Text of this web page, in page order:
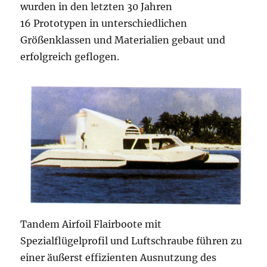
wurden in den letzten 30 Jahren
16 Prototypen in unterschiedlichen
Größenklassen und Materialien gebaut und
erfolgreich geflogen.
Tandem Airfoil Flairboote mit
Spezialflügelprofil und Luftschraube führen zu
einer äußerst effizienten Ausnutzung des